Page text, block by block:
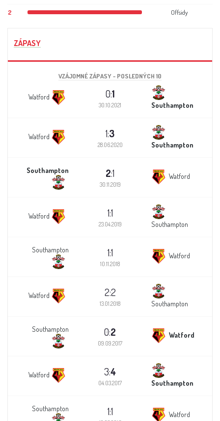
2 Offsidy
ZÁPASY
VZÁJOMNÉ ZÁPASY - POSLEDNÝCH 10
Watford 0:1
30.10.2021 Southampton
Watford 1:3
28.06.2020 Southampton
Southampton 2:1
30.11.2019
Watford
Watford 1:1
23.04.2019 Southampton
Southampton 1:1
10.11.2018
Watford
Watford 2:2
13.01.2018 Southampton
Southampton 0:2
09.09.2017
Watford
Watford 3:4
04.03.2017 Southampton
Southampton 1:1 Watford